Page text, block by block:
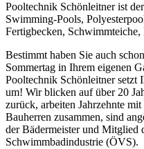
Pooltechnik Schönleitner ist
Swimming-Pools,
Fertigbecken,
Bestimmt haben Sie auch
Sommertag in Ihrem eigenen
Pooltechnik Schönleitner setzt
um! Wir blicken auf über 20
zurück, arbeiten Jahrzehnte
Bauherren zusammen, sind
der Bädermeister und Mitglied
Schwimmbadindustrie (ÖVS).